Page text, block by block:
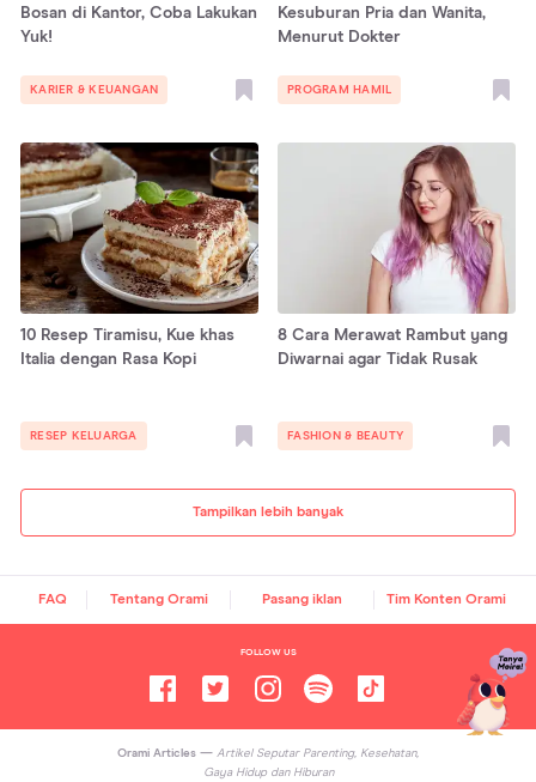
Tampilkan lebih banyak
Bosan di Kantor, Coba Lakukan
Yuk!
KARIER & KEUANGAN
Kesuburan Pria dan Wanita,
Menurut Dokter
PROGRAM HAMIL
10 Resep Tiramisu, Kue khas
Italia dengan Rasa Kopi
RESEP KELUARGA
8 Cara Merawat Rambut yang
Diwarnai agar Tidak Rusak
FASHION & BEAUTY
FAQ Tentang Orami Pasang iklan Tim Konten Orami
FOLLOW US
Orami Articles — Artikel Seputar Parenting, Kesehatan,
Gaya Hidup dan Hiburan